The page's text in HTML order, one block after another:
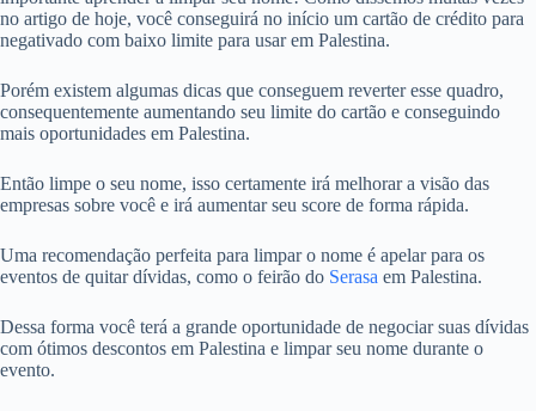
no artigo de hoje, você conseguirá no início um cartão de crédito para
negativado com baixo limite para usar em Palestina.
Porém existem algumas dicas que conseguem reverter esse quadro,
consequentemente aumentando seu limite do cartão e conseguindo
mais oportunidades em Palestina.
Então limpe o seu nome, isso certamente irá melhorar a visão das
empresas sobre você e irá aumentar seu score de forma rápida.
Uma recomendação perfeita para limpar o nome é apelar para os
eventos de quitar dívidas, como o feirão do Serasa em Palestina.
Dessa forma você terá a grande oportunidade de negociar suas dívidas
com ótimos descontos em Palestina e limpar seu nome durante o
evento.